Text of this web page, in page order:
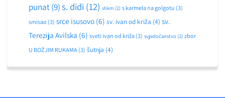
punat(9)s. didi (12) shkm (2) s karmela na golgotu (3)
smisao (3) srce isusovo(6) sv. ivan od križa (4) sv.
Terezija Avilska (6) sveti ivan od križa(3) svjedočanstvo(2) zbor
U BOŽJIM RUKAMA(3) šutnja (4)